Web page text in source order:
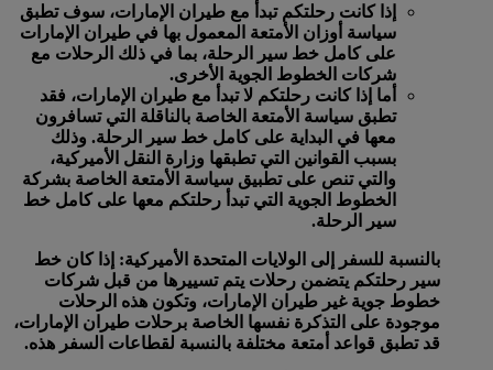
إذا كانت رحلتكم تبدأ مع طيران الإمارات، سوف تطبق
سياسة أوزان الأمتعة المعمول بها في طيران الإمارات
على كامل خط سير الرحلة، بما في ذلك الرحلات مع
شركات الخطوط الجوية الأخرى.
أما إذا كانت رحلتكم لا تبدأ مع طيران الإمارات، فقد
تطبق سياسة الأمتعة الخاصة بالناقلة التي تسافرون
معها في البداية على كامل خط سير الرحلة. وذلك
بسبب القوانين التي تطبقها وزارة النقل الأميركية،
والتي تنص على تطبيق سياسة الأمتعة الخاصة بشركة
الخطوط الجوية التي تبدأ رحلتكم معها على كامل خط
سير الرحلة.
بالنسبة للسفر إلى الولايات المتحدة الأميركية: إذا كان خط
سير رحلتكم يتضمن رحلات يتم تسييرها من قبل شركات
خطوط جوية غير طيران الإمارات، وتكون هذه الرحلات
موجودة على التذكرة نفسها الخاصة برحلات طيران الإمارات،
قد تطبق قواعد أمتعة مختلفة بالنسبة لقطاعات السفر هذه.